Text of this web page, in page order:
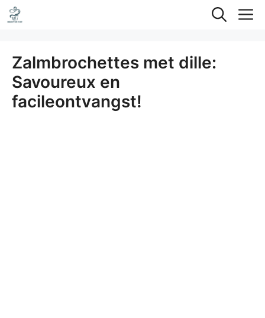
Ga
naar
inhoud
Zalmbrochettes met dille:
Savoureux en
facileontvangst!